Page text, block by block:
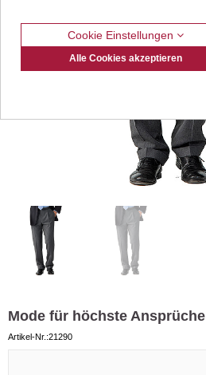
Mode für höchste Ansprüche
Artikel-Nr.:21290
Cookie Einstellungen
Alle Cookies akzeptieren